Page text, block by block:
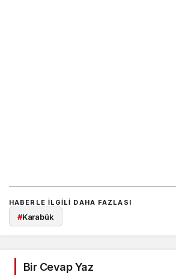
HABERLE ILGILI DAHA FAZLASI
#Karabük
Bir Cevap Yaz